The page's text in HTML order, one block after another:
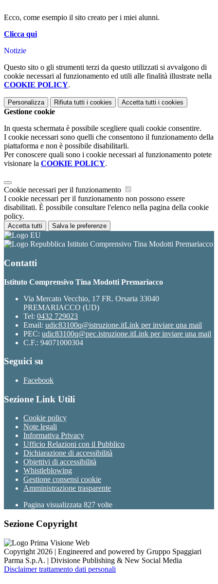
Ecco, come esempio il sito creato per i miei alunni.
Clicca qui
Notizie
Questo sito o gli strumenti terzi da questo utilizzati si avvalgono di
cookie necessari al funzionamento ed utili alle finalità illustrate nella
COOKIE POLICY.
Personalizza Rifiuta tutti i cookies Accetta tutti i cookies
Gestione cookie
In questa schermata è possibile scegliere quali cookie consentire.
I cookie necessari sono quelli che consentono il funzionamento della
piattaforma e non è possibile disabilitarli.
Per conoscere quali sono i cookie necessari al funzionamento potete
visionare la COOKIE POLICY.
Cookie necessari per il funzionamento
I cookie necessari per il funzionamento non possono essere
disabilitati. È possibile consultare l'elenco nella pagina della cookie
policy.
Accetta tutti Salva le preferenze
Istituto Comprensivo Tina Modotti Premariacco
Contatti
Istituto Comprensivo Tina Modotti Premariacco
Via Mercato Vecchio, 17 FR. Orsaria 33040
PREMARIACCO (UD)
Tel: 0432 729023
Email: udic83100q@istruzione.itLink per inviare una mail
PEC: udic83100q@pec.istruzione.itLink per inviare una mail
C.F.: 94071000304
Seguici su
Facebook
Sezione Link Utili
Cookie policy
Note legali
Informativa Privacy
Ufficio Relazioni con il Pubblico
Dichiarazione di accessibilità
Obiettivi di accessibilità
Whistleblowing
Gestione consensi cookie
Amministrazione trasparente
Pagina visualizzata 827 volte
Sezione Copyright
Copyright 2026 | Engineered and powered by Gruppo Spaggiari
Parma S.p.A. | Divisione Publishing & New Social Media
Disclaimer trattamento dati personali